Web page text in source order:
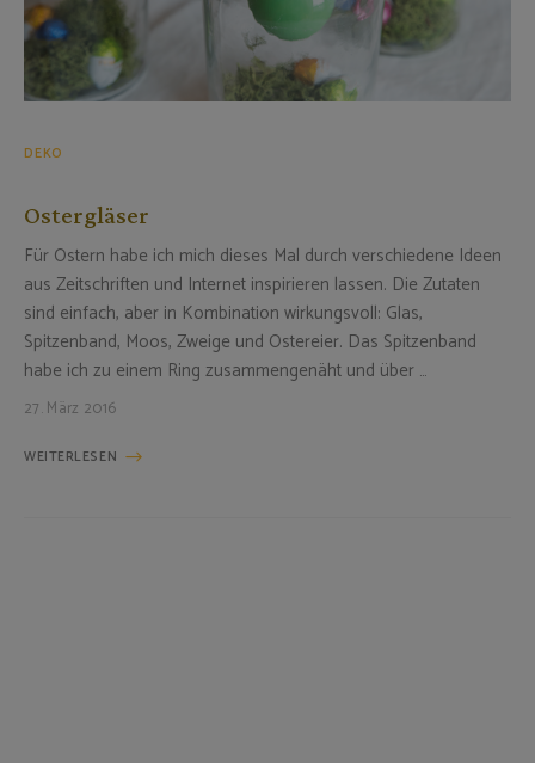
DEKO
Ostergläser
Für Ostern habe ich mich dieses Mal durch verschiedene Ideen
aus Zeitschriften und Internet inspirieren lassen. Die Zutaten
sind einfach, aber in Kombination wirkungsvoll: Glas,
Spitzenband, Moos, Zweige und Ostereier. Das Spitzenband
habe ich zu einem Ring zusammengenäht und über …
27. März 2016
WEITERLESEN